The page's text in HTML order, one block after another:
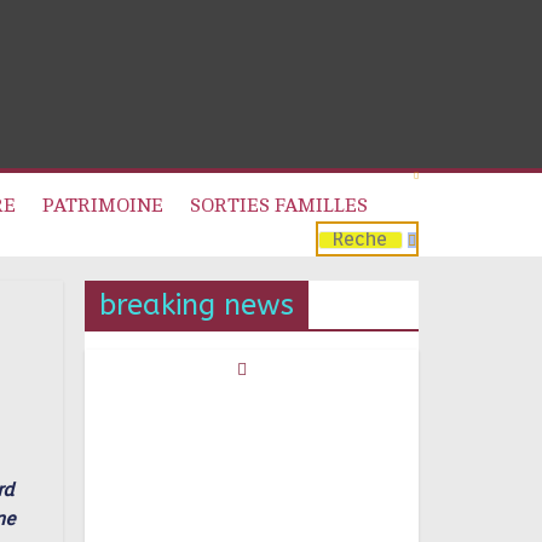
PATRIMOINE SORTIES FAMILLES
breaking news